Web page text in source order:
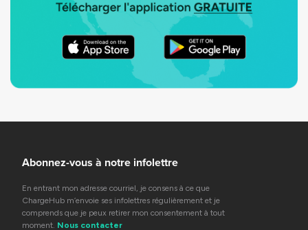
Abonnez-vous à notre infolettre
En entrant mon adresse courriel, je consens à ce que
ChargeHub m’envoie ses infolettres régulièrement et je
comprends que je peux retirer mon consentement à tout
moment. Nous contacter